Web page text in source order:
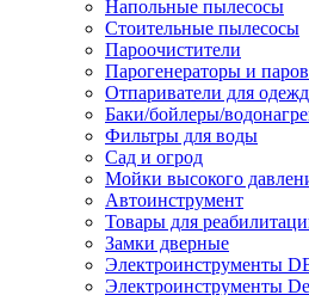
Напольные пылесосы
Стоительные пылесосы
Пароочистители
Парогенераторы и
Отпариватели для
Баки/бойлеры/
Фильтры для воды
Сад и огрод
Мойки высокого
Автоинструмент
Товары для
Замки дверные
Электроинструменты
Электроинструменты